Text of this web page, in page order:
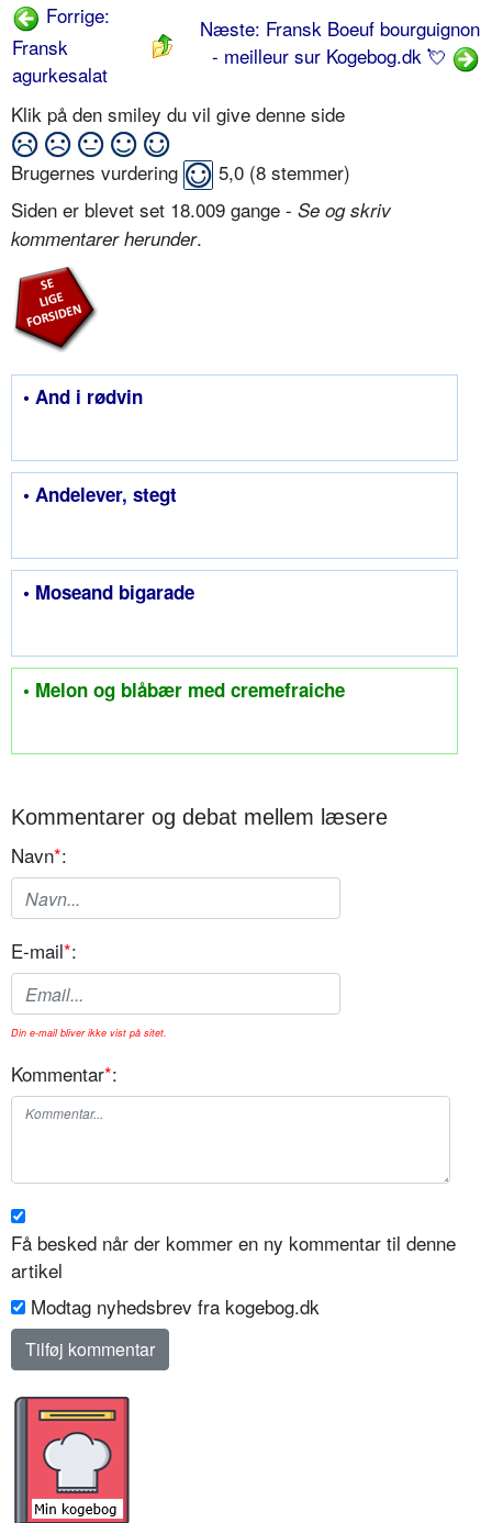
Forrige:
Fransk
agurkesalat
Næste: Fransk Boeuf bourguignon
- meilleur sur Kogebog.dk 💘
Klik på den smiley du vil give denne side
Brugernes vurdering 5,0 (8 stemmer)
Siden er blevet set 18.009 gange - Se og skriv
kommentarer herunder.
• And i rødvin
• Andelever, stegt
• Moseand bigarade
• Melon og blåbær med cremefraiche
Kommentarer og debat mellem læsere
Navn*:
E-mail*:
Din e-mail bliver ikke vist på sitet.
Kommentar*:
Få besked når der kommer en ny kommentar til denne
artikel
Modtag nyhedsbrev fra kogebog.dk